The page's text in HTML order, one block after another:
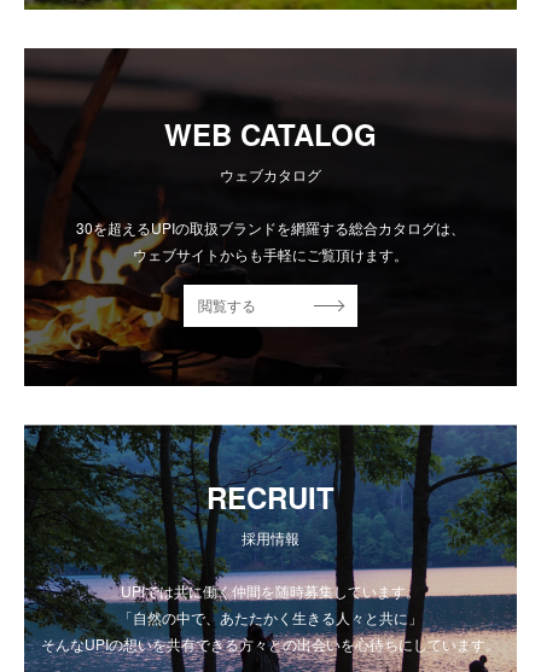
WEB CATALOG
ウェブカタログ
30を超えるUPIの取扱ブランドを網羅する総合カタログは、
ウェブサイトからも手軽にご覧頂けます。
閲覧する
RECRUIT
採用情報
UPIでは共に働く仲間を随時募集しています。
「自然の中で、あたたかく生きる人々と共に」
そんなUPIの想いを共有できる方々との出会いを心待ちにしています。